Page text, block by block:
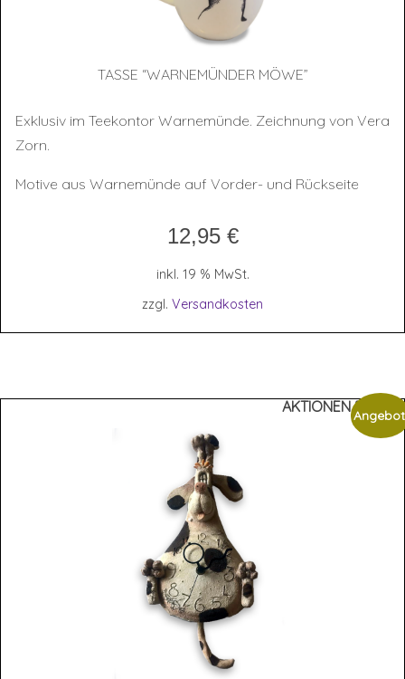
TAS­SE “WAR­NE­MÜN­DER MÖWE”
Exklusiv im Teekontor Warnemünde. Zeichnung von Vera
Zorn.
Motive aus Warnemünde auf Vorder- und Rückseite
12,95 €
inkl. 19 % MwSt.
zzgl. Versandkosten
AKTIONEN %%%